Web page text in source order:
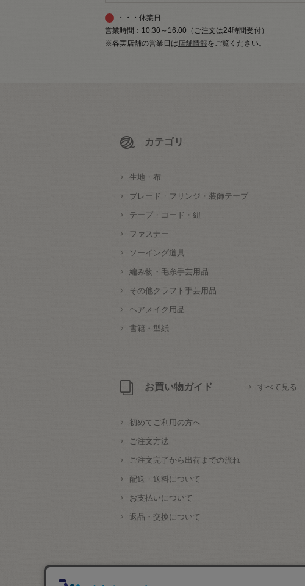
・・・休業日
営業時間：10:30～16:00（ご注文は24時間受付）
※各実店舗の営業日は店舗情報をご覧ください。
カテゴリ
生地・布
ブレード・フリンジ・装飾テープ
テープ・コード・紐
ファスナー
ソーイング道具
編み物・毛糸手芸用品
その他クラフト手芸用品
ヘアメイク用品
書籍・型紙
お買い物ガイド すべて見る
初めてご利用の方へ
ご注文方法
ご注文完了から出荷までの流れ
配送・送料について
お支払いについて
返品・交換について